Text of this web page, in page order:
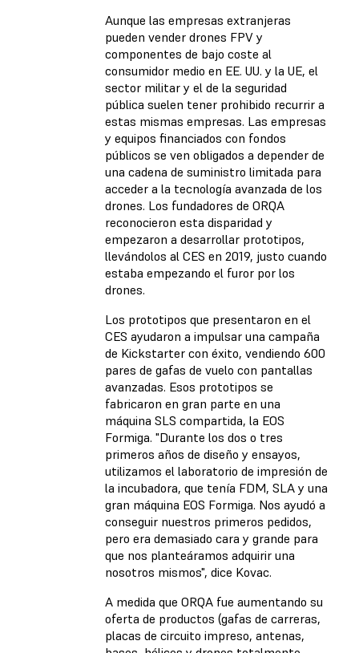
Aunque las empresas extranjeras
pueden vender drones FPV y
componentes de bajo coste al
consumidor medio en EE. UU. y la UE, el
sector militar y el de la seguridad
pública suelen tener prohibido recurrir a
estas mismas empresas. Las empresas
y equipos financiados con fondos
públicos se ven obligados a depender de
una cadena de suministro limitada para
acceder a la tecnología avanzada de los
drones. Los fundadores de ORQA
reconocieron esta disparidad y
empezaron a desarrollar prototipos,
llevándolos al CES en 2019, justo cuando
estaba empezando el furor por los
drones.
Los prototipos que presentaron en el
CES ayudaron a impulsar una campaña
de Kickstarter con éxito, vendiendo 600
pares de gafas de vuelo con pantallas
avanzadas. Esos prototipos se
fabricaron en gran parte en una
máquina SLS compartida, la EOS
Formiga. "Durante los dos o tres
primeros años de diseño y ensayos,
utilizamos el laboratorio de impresión de
la incubadora, que tenía FDM, SLA y una
gran máquina EOS Formiga. Nos ayudó a
conseguir nuestros primeros pedidos,
pero era demasiado cara y grande para
que nos planteáramos adquirir una
nosotros mismos", dice Kovac.
A medida que ORQA fue aumentando su
oferta de productos (gafas de carreras,
placas de circuito impreso, antenas,